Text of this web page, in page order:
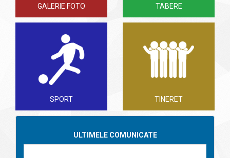
GALERIE FOTO TABERE
SPORT TINERET
ULTIMELE COMUNICATE